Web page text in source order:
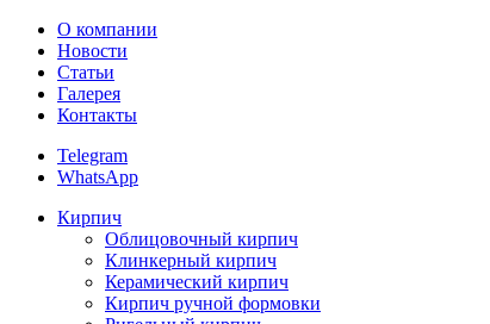
О компании
Новости
Статьи
Галерея
Контакты
Telegram
WhatsApp
Кирпич
Облицовочный кирпич
Клинкерный кирпич
Керамический кирпич
Кирпич ручной формовки